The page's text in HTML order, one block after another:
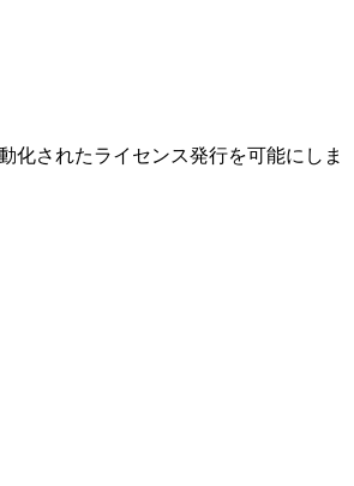
化されたライセンス発行を可能にしま